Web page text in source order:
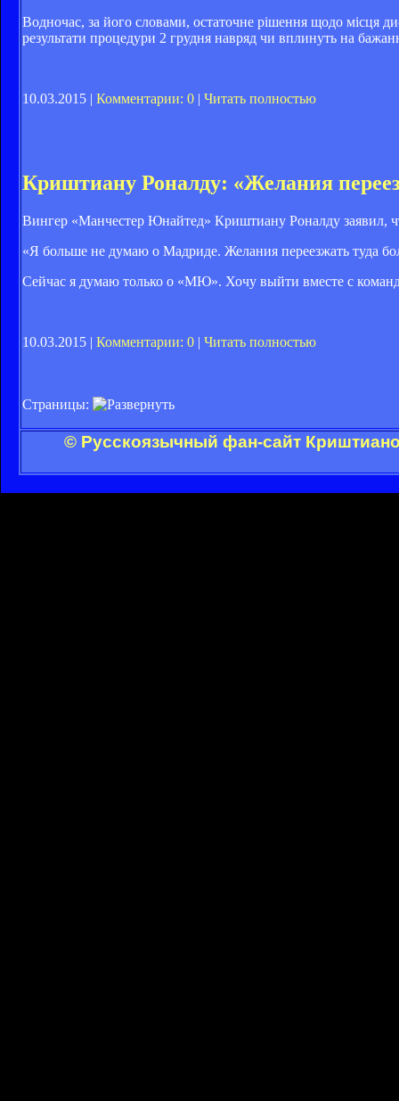
Водночас, за його словами, остаточне рішення щодо місця
результати процедури 2 грудня навряд чи вплинуть на
10.03.2015 | Комментарии: 0 | Читать полностью
Криштиану Роналду: «Желания
Вингер «Манчестер Юнайтед» Криштиану Роналду заявил,
«Я больше не думаю о Мадриде. Желания переезжать туда
Сейчас я думаю только о «МЮ». Хочу выйти вместе с
10.03.2015 | Комментарии: 0 | Читать полностью
Страницы:
© Русскоязычный фан-сайт